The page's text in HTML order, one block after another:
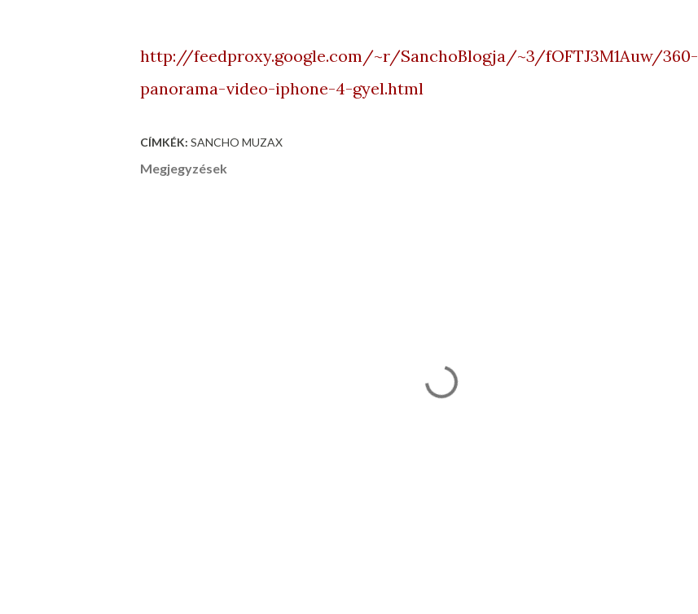
http://feedproxy.google.com/~r/SanchoBlogja/~3/fOFTJ3M1Auw/360-
panorama-video-iphone-4-gyel.html
CÍMKÉK: SANCHO MUZAX
Megjegyzések